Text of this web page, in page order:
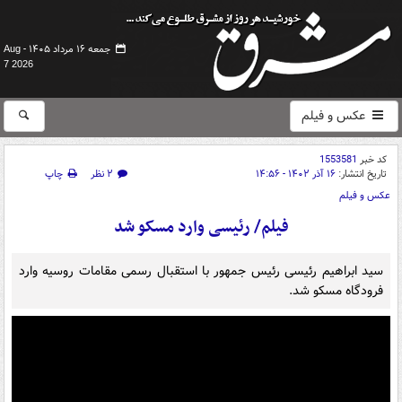
جمعه ۱۶ مرداد ۱۴۰۵ -
Aug
7 2026
عکس و فیلم
کد خبر 1553581
تاریخ انتشار: ۱۶ آذر ۱۴۰۲ - ۱۴:۵۶ ۲ نظر
چاپ
عکس و فیلم
فیلم/ رئیسی وارد مسکو شد
سید ابراهیم رئیسی رئیس جمهور با استقبال رسمی مقامات روسیه وارد
فرودگاه مسکو شد.